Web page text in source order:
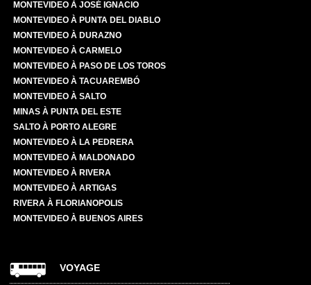
MONTEVIDEO À JOSÉ IGNACIO
MONTEVIDEO À PUNTA DEL DIABLO
MONTEVIDEO À DURAZNO
MONTEVIDEO À CARMELO
MONTEVIDEO À PASO DE LOS TOROS
MONTEVIDEO À TACUAREMBÓ
MONTEVIDEO À SALTO
MINAS À PUNTA DEL ESTE
SALTO À PORTO ALEGRE
MONTEVIDEO À LA PEDRERA
MONTEVIDEO À MALDONADO
MONTEVIDEO À RIVERA
MONTEVIDEO À ARTIGAS
RIVERA À FLORIANOPOLIS
MONTEVIDEO À BUENOS AIRES
VOYAGE